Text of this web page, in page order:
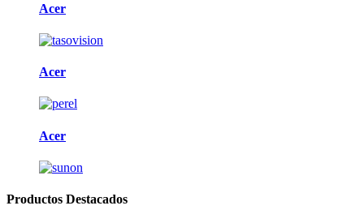
Acer
Acer
Acer
Productos Destacados